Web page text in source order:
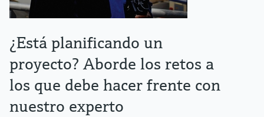
¿Está planificando un
proyecto? Aborde los retos a
los que debe hacer frente con
nuestro experto